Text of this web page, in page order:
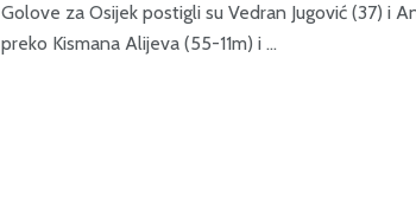
Golove za Osijek postigli su Vedran Jugović (37) i
preko Kismana Alijeva (55-11m) i ...